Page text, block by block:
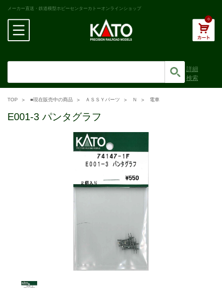
メーカー直送・鉄道模型ホビーセンターカトーオンラインショップ
0
詳細
検索
TOP ■現在販売中の商品 ＡＳＳＹパーツ Ｎ 電車
E001-3 パンタグラフ